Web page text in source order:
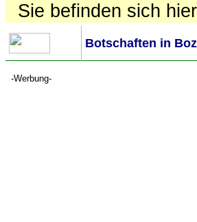
Sie befinden sich
Botschaften in
-Werbung-